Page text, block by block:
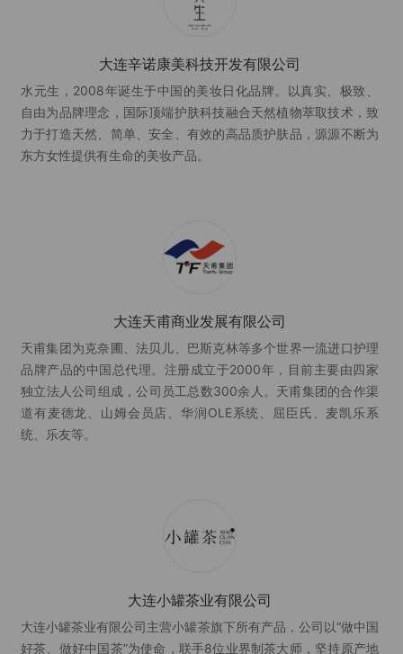
大连辛诺康美科技开发有限公司
水元生，2008年诞生于中国的美妆日化品牌。以真实、极致、
自由为品牌理念，国际顶端护肤科技融合天然植物萃取技术，致
力于打造天然、简单、安全、有效的高品质护肤品，源源不断为
东方女性提供有生命的美妆产品。
大连天甫商业发展有限公司
天甫集团为克奈圃、法贝儿、巴斯克林等多个世界一流进口护理
品牌产品的中国总代理。注册成立于2000年，目前主要由四家
独立法人公司组成，公司员工总数300余人。天甫集团的合作渠
道有麦德龙、山姆会员店、华润OLE系统、屈臣氏、麦凯乐系
统、乐友等。
大连小罐茶业有限公司
大连小罐茶业有限公司主营小罐茶旗下所有产品，公司以“做中国
好茶、做好中国茶”为使命，联手8位业界制茶大师，坚持原产地